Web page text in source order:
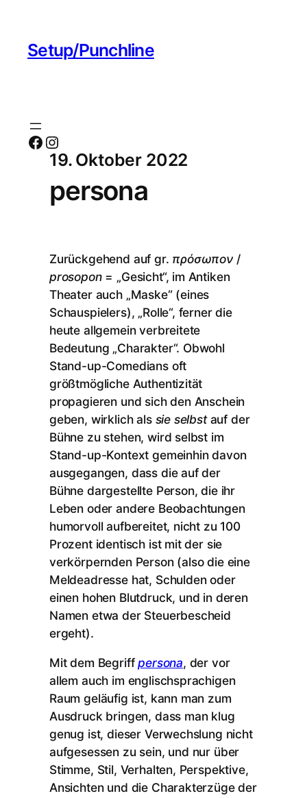
Setup/Punchline
Facebook Instagram
19. Oktober 2022
persona
Zurückgehend auf gr. πρόσωπον/
prosopon = „Gesicht“, im Antiken
Theater auch „Maske“ (eines
Schauspielers), „Rolle“, ferner die
heute allgemein verbreitete
Bedeutung „Charakter“. Obwohl
Stand-up-Comedians oft
größtmögliche Authentizität
propagieren und sich den Anschein
geben, wirklich als sie selbstauf der
Bühne zu stehen, wird selbst im
Stand-up-Kontext gemeinhin davon
ausgegangen, dass die auf der
Bühne dargestellte Person, die ihr
Leben oder andere Beobachtungen
humorvoll aufbereitet, nicht zu 100
Prozent identisch ist mit der sie
verkörpernden Person (also die eine
Meldeadresse hat, Schulden oder
einen hohen Blutdruck, und in deren
Namen etwa der Steuerbescheid
ergeht).
Mit dem Begriffpersona, der vor
allem auch im englischsprachigen
Raum geläufig ist, kann man zum
Ausdruck bringen, dass man klug
genug ist, dieser Verwechslung nicht
aufgesessen zu sein, und nur über
Stimme, Stil, Verhalten, Perspektive,
Ansichten und die Charakterzüge der